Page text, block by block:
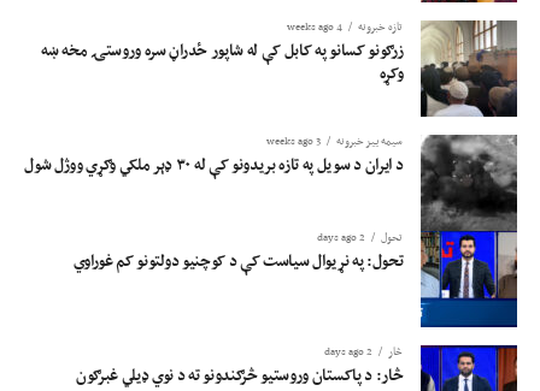
تازه خبرونه 4 weeks ago
زرګونو کسانو په کابل کې له شاپور ځدراڼ سره وروستۍ مخه ښه
وکړه
سیمه ییز خبرونه 3 weeks ago
د ایران د سویل په تازه بریدونو کې له ۳۰ ډېر ملکي وګړي ووژل شول
تحول 2 days ago
تحول: په نړیوال سیاست کې د کوچنیو دولتونو کم غوراوي
څار 2 days ago
څار: د پاکستان وروستیو څرګندونو ته د نوي ډیلي غبرګون